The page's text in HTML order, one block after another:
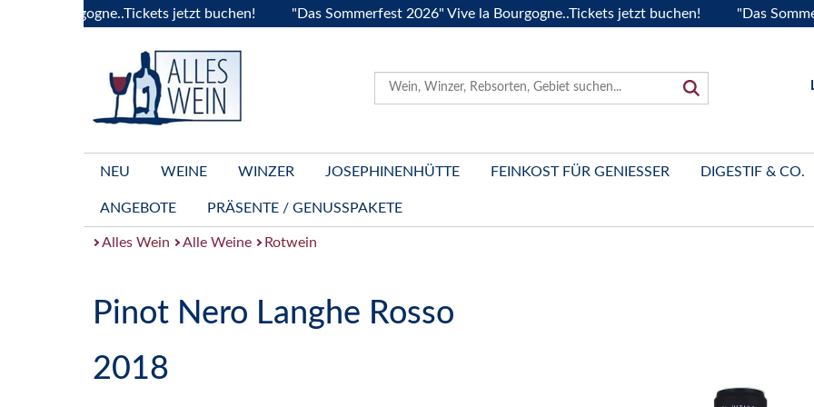
Bourgogne..Tickets jetzt buchen! "Das Sommerfest 2026" Vive la Bourgogne..Tickets jetzt buchen! "Das
NEU WEINE WINZER JOSEPHINENHÜTTE FEINKOST FÜR GENIESSER DIGESTIF & CO.
ANGEBOTE PRÄSENTE / GENUSSPAKETE
Alles Wein Alle Weine Rotwein
Pinot Nero Langhe Rosso
2018